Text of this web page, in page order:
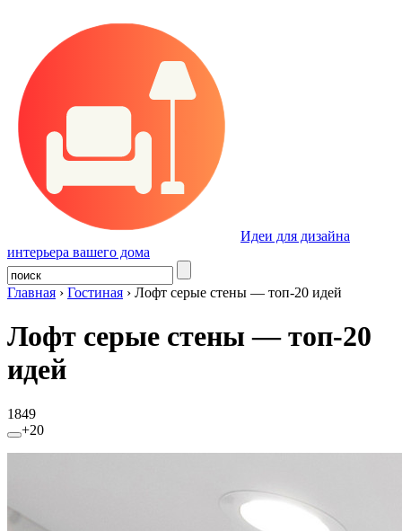
Идеи для дизайна
интерьера вашего дома
Главная › Гостиная › Лофт серые стены — топ-20 идей
Лофт серые стены — топ-20
идей
1849
+20